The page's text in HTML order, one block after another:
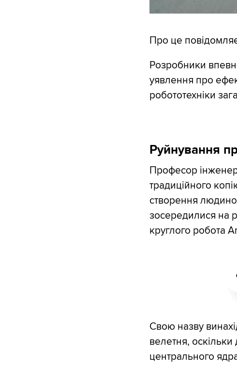
Про це
Розробники
уявлення про
робототехніки
Руйнування
Професор
традиційного
створення
зосередилися на
круглого робота
Свою назву
велетня, оскільки
центрального